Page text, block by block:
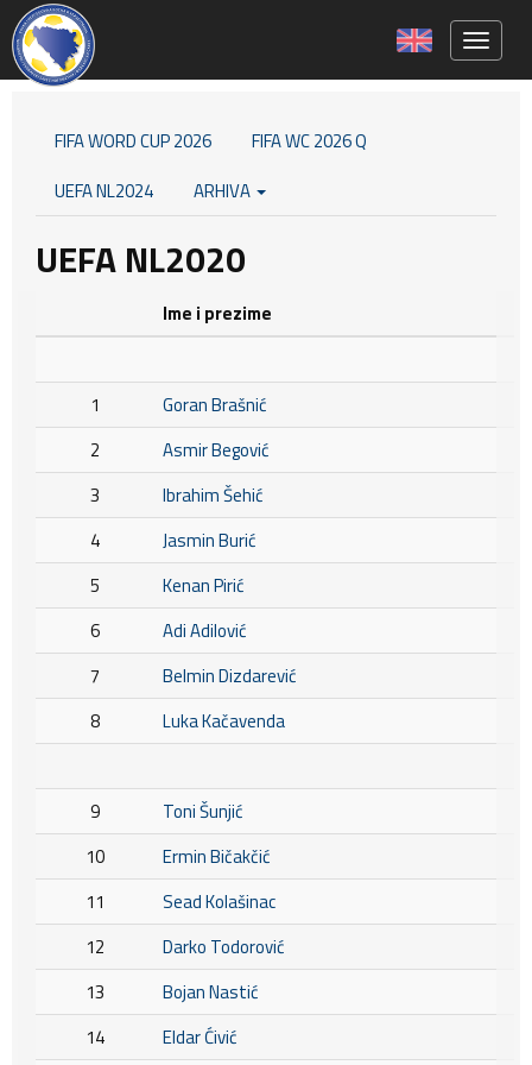
FIFA WORD CUP 2026
FIFA WC 2026 Q
UEFA NL2024
ARHIVA
UEFA NL2020
Ime i prezime
1
Goran Brašnić
2
Asmir Begović
3
Ibrahim Šehić
4
Jasmin Burić
5
Kenan Pirić
6
Adi Adilović
7
Belmin Dizdarević
8
Luka Kačavenda
9
Toni Šunjić
10
Ermin Bičakčić
11
Sead Kolašinac
12
Darko Todorović
13
Bojan Nastić
14
Eldar Ćivić